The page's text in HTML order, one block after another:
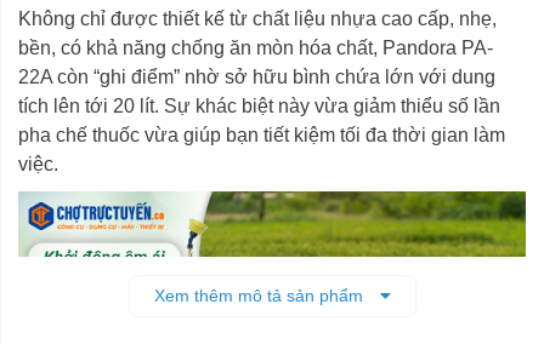
Không chỉ được thiết kế từ chất liệu nhựa cao cấp, nhẹ,
bền, có khả năng chống ăn mòn hóa chất, Pandora PA-
22A còn “ghi điểm” nhờ sở hữu bình chứa lớn với dung
tích lên tới 20 lít. Sự khác biệt này vừa giảm thiểu số lần
pha chế thuốc vừa giúp bạn tiết kiệm tối đa thời gian làm
việc.
Xem thêm mô tả sản phẩm